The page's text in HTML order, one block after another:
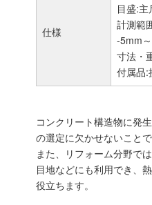
仕様
目盛:
計測範
-5mm
寸法・
付属品:
コンクリート構造物に発
の選定に欠かせないこと
また、リフォーム分野で
目地などにも利用でき、
役立ちます。